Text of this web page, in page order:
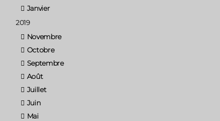
Janvier
2019
Novembre
Octobre
Septembre
Août
Juillet
Juin
Mai